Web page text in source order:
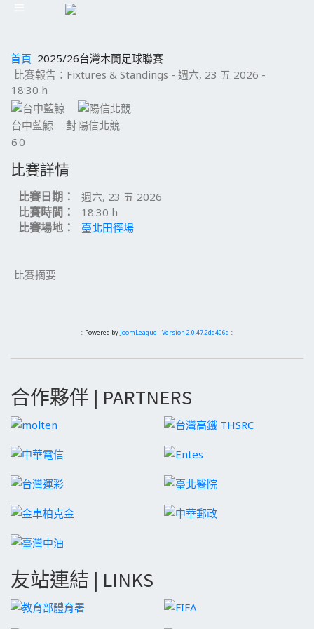
首頁 2025/26台灣木蘭足球聯賽
比賽報告：Fixtures & Standings - 週六, 23 五 2026 -
18:30 h
台中藍鯨 對陽信北競
60
比賽詳情
比賽日期： 週六, 23 五 2026
比賽時間： 18:30 h
比賽場地： 臺北田徑場
比賽摘要
:: Powered by JoomLeague -Version 2.0.47.2dd406d ::
合作夥伴 | PARTNERS
友站連結 | LINKS